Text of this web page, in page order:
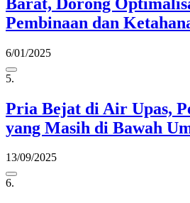
Pembinaan dan
6/01/2025
5.
Pria Bejat di Air Upas,
yang Masih di Bawah
13/09/2025
6.